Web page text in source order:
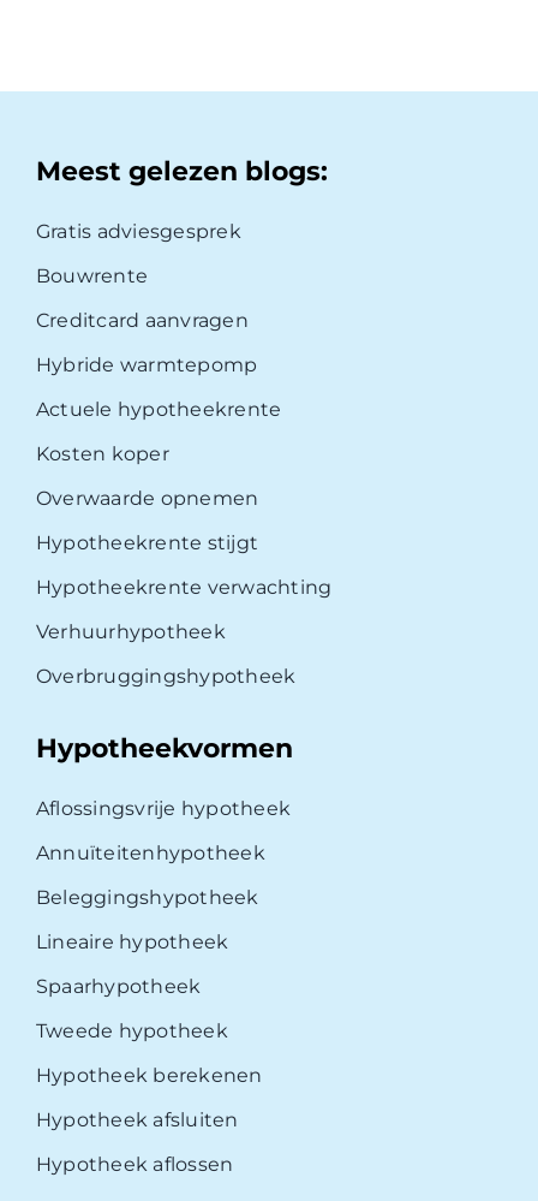
Meest gelezen blogs:
Gratis adviesgesprek
Bouwrente
Creditcard aanvragen
Hybride warmtepomp
Actuele hypotheekrente
Kosten koper
Overwaarde opnemen
Hypotheekrente stijgt
Hypotheekrente verwachting
Verhuurhypotheek
Overbruggingshypotheek
Hypotheekvormen
Aflossingsvrije hypotheek
Annuïteitenhypotheek
Beleggingshypotheek
Lineaire hypotheek
Spaarhypotheek
Tweede hypotheek
Hypotheek berekenen
Hypotheek afsluiten
Hypotheek aflossen